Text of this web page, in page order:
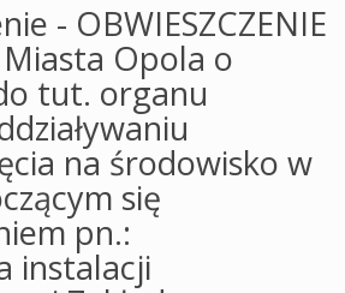
- OBWIESZCZENIE
Opola o
tut. organu
na środowisko w
się
pn.:
instalacji